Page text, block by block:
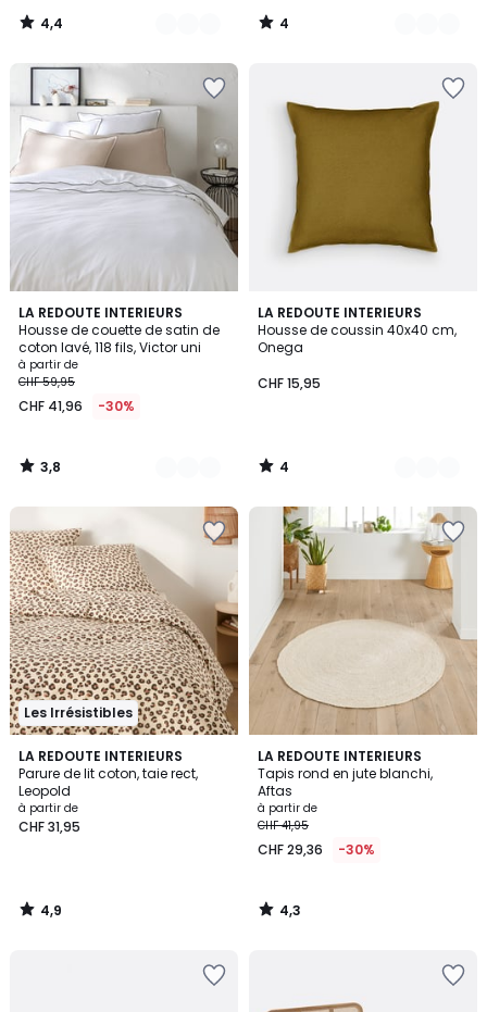
4,4
/
4
/
LA REDOUTE INTERIEURS
Housse de couette de satin de
coton lavé, 118 fils, Victor uni
à partir de
CHF 59,95
CHF 41,96 -30%
3,8
/ 5
11
Couleurs
3,8
/
LA REDOUTE INTERIEURS
Housse de coussin 40x40 cm,
Onega
CHF 15,95
4
/
5
9
Couleurs
4
/
Les Irrésistibles
LA REDOUTE INTERIEURS
Parure de lit coton, taie rect,
Leopold
à partir de
CHF 31,95
4,9
/ 5
4,9
/
LA REDOUTE INTERIEURS
Tapis rond en jute blanchi,
Aftas
à partir de
CHF 41,95
CHF 29,36 -30%
4,3
/ 5
4,3
/